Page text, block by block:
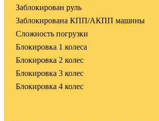
Заблокирован руль
Заблокирована КПП/АКПП машины
Сложность погрузки
Блокировка 1 колеса
Блокировка 2 колес
Блокировка 3 колес
Блокировка 4 колес